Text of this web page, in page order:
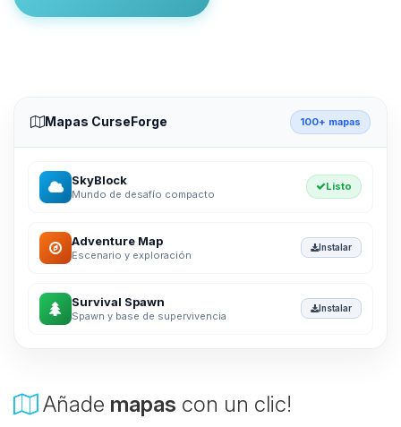
Mapas CurseForge 100+ mapas
SkyBlock
Mundo de desafío compacto
Listo
Adventure Map
Escenario y exploración
Instalar
Survival Spawn
Spawn y base de supervivencia
Instalar
Añade mapas con un clic!